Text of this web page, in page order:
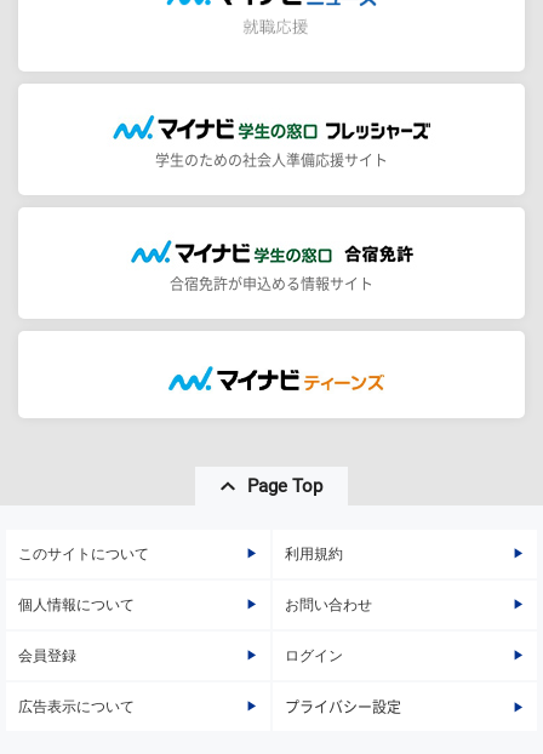
学生のための社会人準備応援サイト
合宿免許が申込める情報サイト
Page Top
このサイトについて 利用規約
個人情報について お問い合わせ
会員登録 ログイン
広告表示について プライバシー設定